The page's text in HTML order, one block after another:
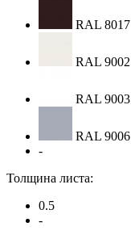
RAL 8017
RAL 9002
RAL 9003
RAL 9006
-
Толщина листа:
0.5
-